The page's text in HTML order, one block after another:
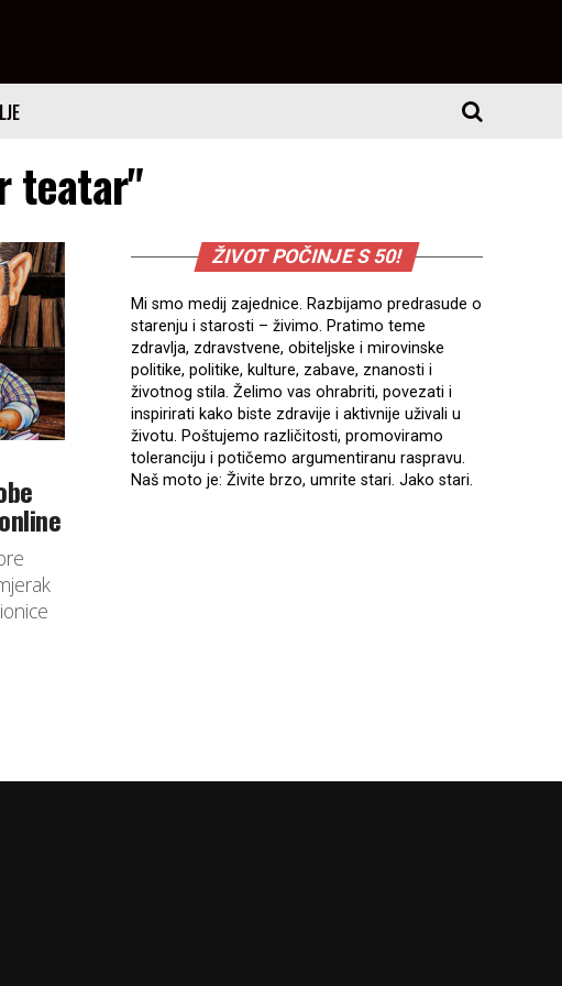
teatar"
ŽIVOT POČINJE S 50!
Mi smo medij zajednice. Razbijamo predrasude o
starenju i starosti – živimo. Pratimo teme
zdravlja, zdravstvene, obiteljske i mirovinske
politike, politike, kulture, zabave, znanosti i
životnog stila. Želimo vas ohrabriti, povezati i
inspirirati kako biste zdravije i aktivnije uživali u
životu. Poštujemo različitosti, promoviramo
toleranciju i potičemo argumentiranu raspravu.
Naš moto je: Živite brzo, umrite stari. Jako stari.